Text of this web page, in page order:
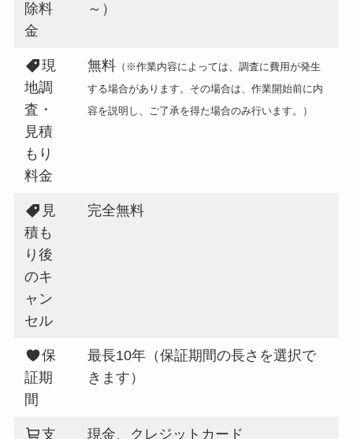
除料
金
～）
現
地調
査・
見積
もり
料金
無料 （※作業内容によっては、調査に費用が発生
する場合があります。その場合は、作業開始前に内
容を説明し、ご了承を得た場合のみ行います。）
見
積も
り後
のキ
ャン
セル
完全無料
保
証期
間
最長10年（保証期間の長さを選択で
きます）
支
現金、クレジットカード